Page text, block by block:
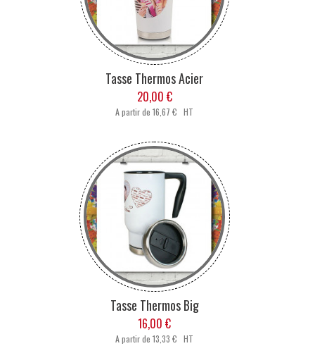
Tasse Thermos Acier
20,00 €
A partir de16,67 € HT
Tasse Thermos Big
16,00 €
A partir de13,33 € HT